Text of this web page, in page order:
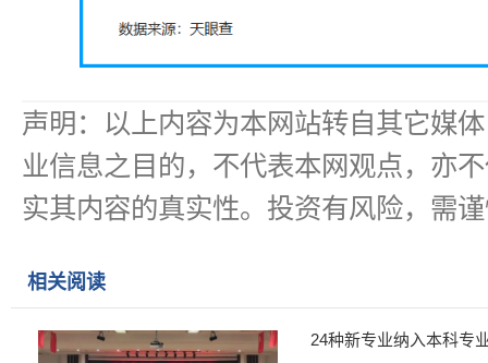
声明：以上内容为本网站转自其它媒
业信息之目的，不代表本网观点，亦
实其内容的真实性。投资有风险，需
相关阅读
24种新专业纳入本科专